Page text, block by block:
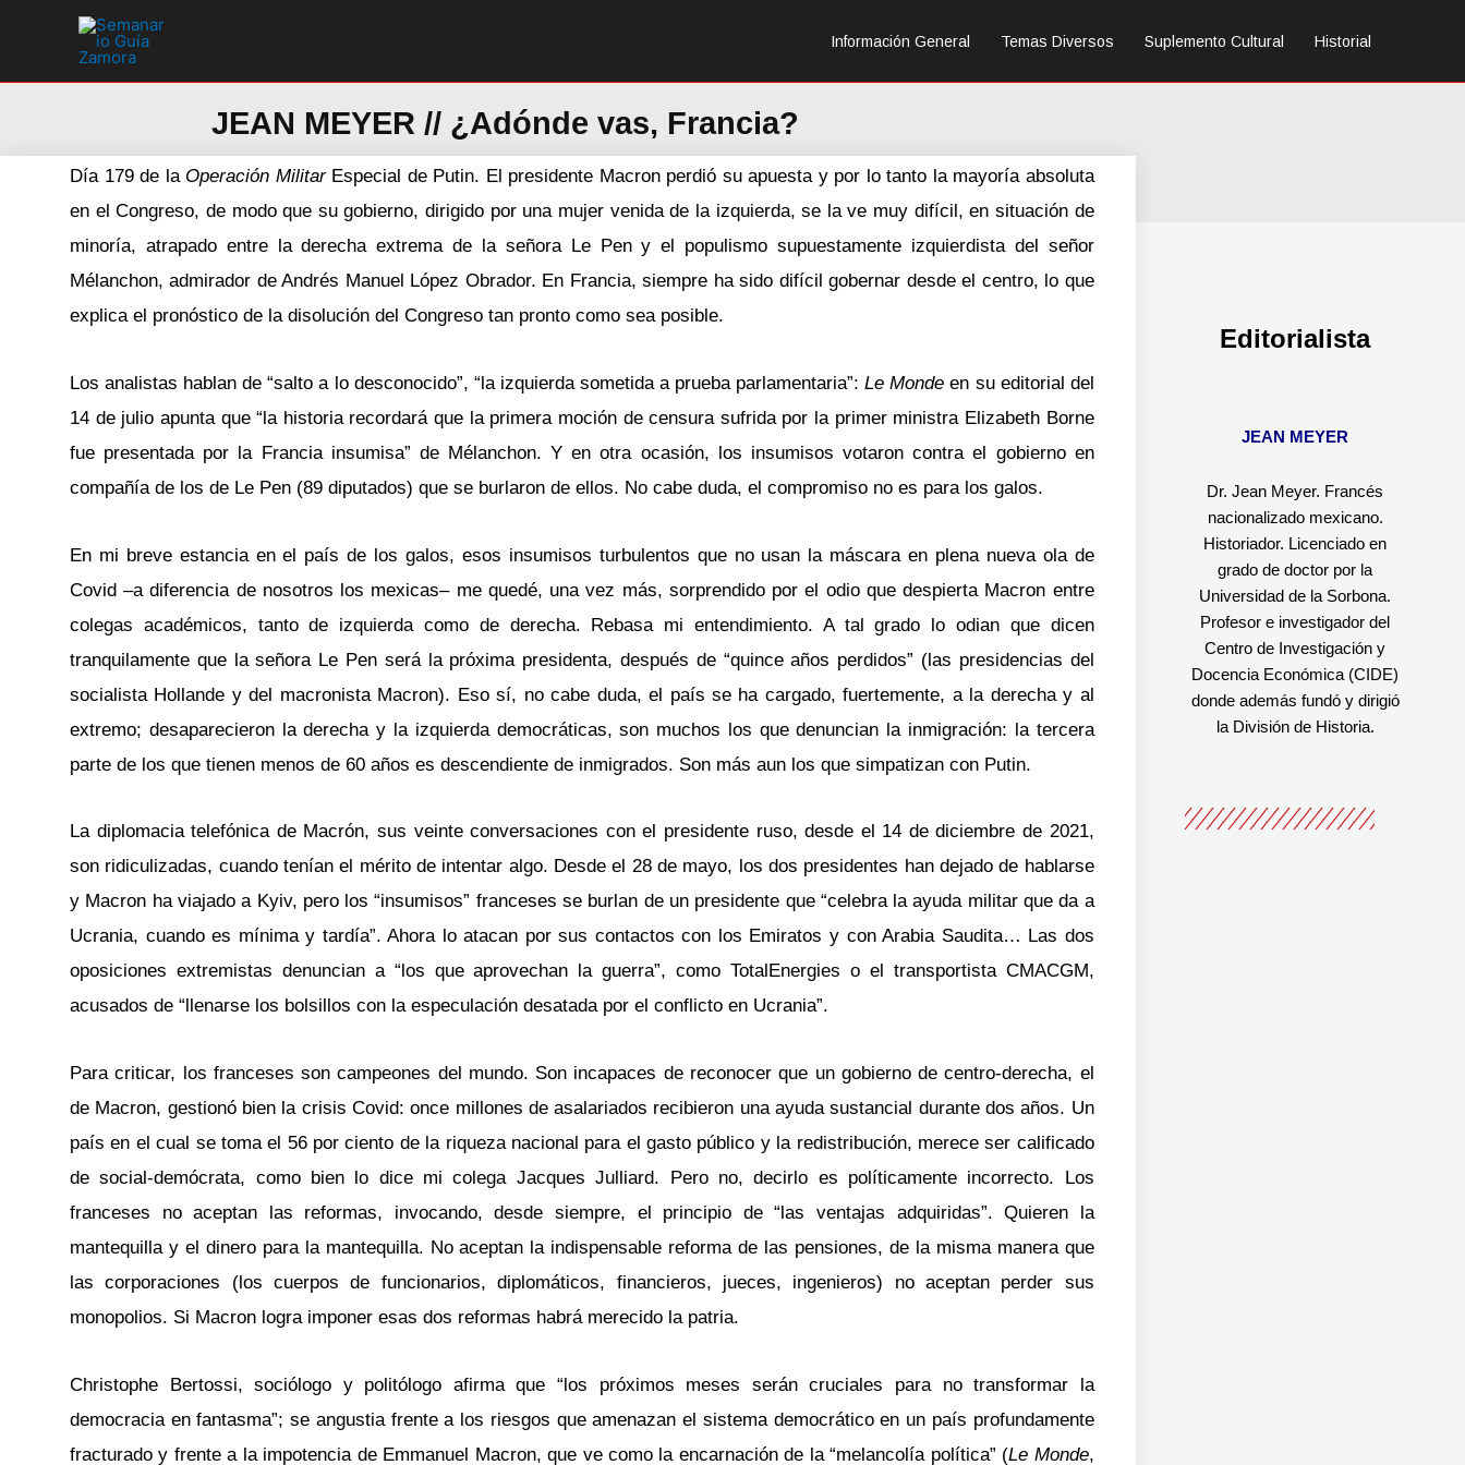
Información General Temas Diversos Suplemento Cultural Historial
JEAN MEYER // ¿Adónde vas, Francia?
Día 179 de la Operación Militar Especial de Putin. El presidente Macron perdió su apuesta y por lo tanto la mayoría absoluta
en el Congreso, de modo que su gobierno, dirigido por una mujer venida de la izquierda, se la ve muy difícil, en situación de
minoría, atrapado entre la derecha extrema de la señora Le Pen y el populismo supuestamente izquierdista del señor
Mélanchon, admirador de Andrés Manuel López Obrador. En Francia, siempre ha sido difícil gobernar desde el centro, lo que
explica el pronóstico de la disolución del Congreso tan pronto como sea posible.
Los analistas hablan de “salto a lo desconocido”, “la izquierda sometida a prueba parlamentaria”:Le Monde en su editorial del
14 de julio apunta que “la historia recordará que la primera moción de censura sufrida por la primer ministra Elizabeth Borne
fue presentada por la Francia insumisa” de Mélanchon. Y en otra ocasión, los insumisos votaron contra el gobierno en
compañía de los de Le Pen (89 diputados) que se burlaron de ellos. No cabe duda, el compromiso no es para los galos.
En mi breve estancia en el país de los galos, esos insumisos turbulentos que no usan la máscara en plena nueva ola de
Covid –a diferencia de nosotros los mexicas– me quedé, una vez más, sorprendido por el odio que despierta Macron entre
colegas académicos, tanto de izquierda como de derecha. Rebasa mi entendimiento. A tal grado lo odian que dicen
tranquilamente que la señora Le Pen será la próxima presidenta, después de “quince años perdidos” (las presidencias del
socialista Hollande y del macronista Macron). Eso sí, no cabe duda, el país se ha cargado, fuertemente, a la derecha y al
extremo; desaparecieron la derecha y la izquierda democráticas, son muchos los que denuncian la inmigración: la tercera
parte de los que tienen menos de 60 años es descendiente de inmigrados. Son más aun los que simpatizan con Putin.
La diplomacia telefónica de Macrón, sus veinte conversaciones con el presidente ruso, desde el 14 de diciembre de 2021,
son ridiculizadas, cuando tenían el mérito de intentar algo. Desde el 28 de mayo, los dos presidentes han dejado de hablarse
y Macron ha viajado a Kyiv, pero los “insumisos” franceses se burlan de un presidente que “celebra la ayuda militar que da a
Ucrania, cuando es mínima y tardía”. Ahora lo atacan por sus contactos con los Emiratos y con Arabia Saudita… Las dos
oposiciones extremistas denuncian a “los que aprovechan la guerra”, como TotalEnergies o el transportista CMACGM,
acusados de “llenarse los bolsillos con la especulación desatada por el conflicto en Ucrania”.
Para criticar, los franceses son campeones del mundo. Son incapaces de reconocer que un gobierno de centro-derecha, el
de Macron, gestionó bien la crisis Covid: once millones de asalariados recibieron una ayuda sustancial durante dos años. Un
país en el cual se toma el 56 por ciento de la riqueza nacional para el gasto público y la redistribución, merece ser calificado
de social-demócrata, como bien lo dice mi colega Jacques Julliard. Pero no, decirlo es políticamente incorrecto. Los
franceses no aceptan las reformas, invocando, desde siempre, el principio de “las ventajas adquiridas”. Quieren la
mantequilla y el dinero para la mantequilla. No aceptan la indispensable reforma de las pensiones, de la misma manera que
las corporaciones (los cuerpos de funcionarios, diplomáticos, financieros, jueces, ingenieros) no aceptan perder sus
monopolios. Si Macron logra imponer esas dos reformas habrá merecido la patria.
Christophe Bertossi, sociólogo y politólogo afirma que “los próximos meses serán cruciales para no transformar la
democracia en fantasma”; se angustia frente a los riesgos que amenazan el sistema democrático en un país profundamente
fracturado y frente a la impotencia de Emmanuel Macron, que ve como la encarnación de la “melancolía política” (Le Monde,
Editorialista
JEAN MEYER
Dr. Jean Meyer. Francés
nacionalizado mexicano.
Historiador. Licenciado en
grado de doctor por la
Universidad de la Sorbona.
Profesor e investigador del
Centro de Investigación y
Docencia Económica (CIDE)
donde además fundó y dirigió
la División de Historia.